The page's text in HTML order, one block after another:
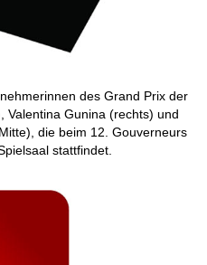
des Grand Prix der
Valentina Gunina (rechts) und
die beim 12. Gouverneurs
stattfindet.